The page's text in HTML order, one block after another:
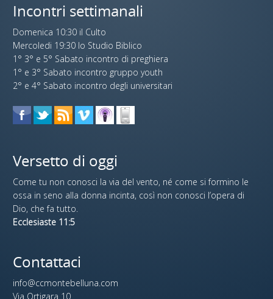
Incontri settimanali
Domenica 10:30 il Culto
Mercoledi 19:30 lo Studio Biblico
1° 3° e 5° Sabato incontro di preghiera
1° e 3° Sabato incontro gruppo youth
2° e 4° Sabato incontro degli universitari
Versetto di oggi
Come tu non conosci la via del vento, né come si formino le
ossa in seno alla donna incinta, così non conosci l’opera di
Dio, che fa tutto.
Ecclesiaste 11:5
Contattaci
info@ccmontebelluna.com
Via Ortigara 10